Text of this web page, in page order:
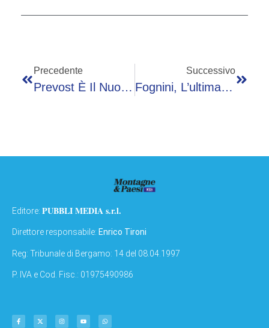
Precedente
Prevost È Il Nuovo Papa, I Leader Del Mondo Salutano Leone XIV
Successivo
Fognini, L’ultima Partita A Roma E L’ovazione Del Centrale: “La Davis Una Ferita Aperta”
Editore: PUBBLI MEDIA s.r.l.
Direttore responsabile: Enrico Tironi
Reg: Tribunale di Bergamo: 14 del 08.04.1997
P. IVA e Cod. Fisc.: 01975490986